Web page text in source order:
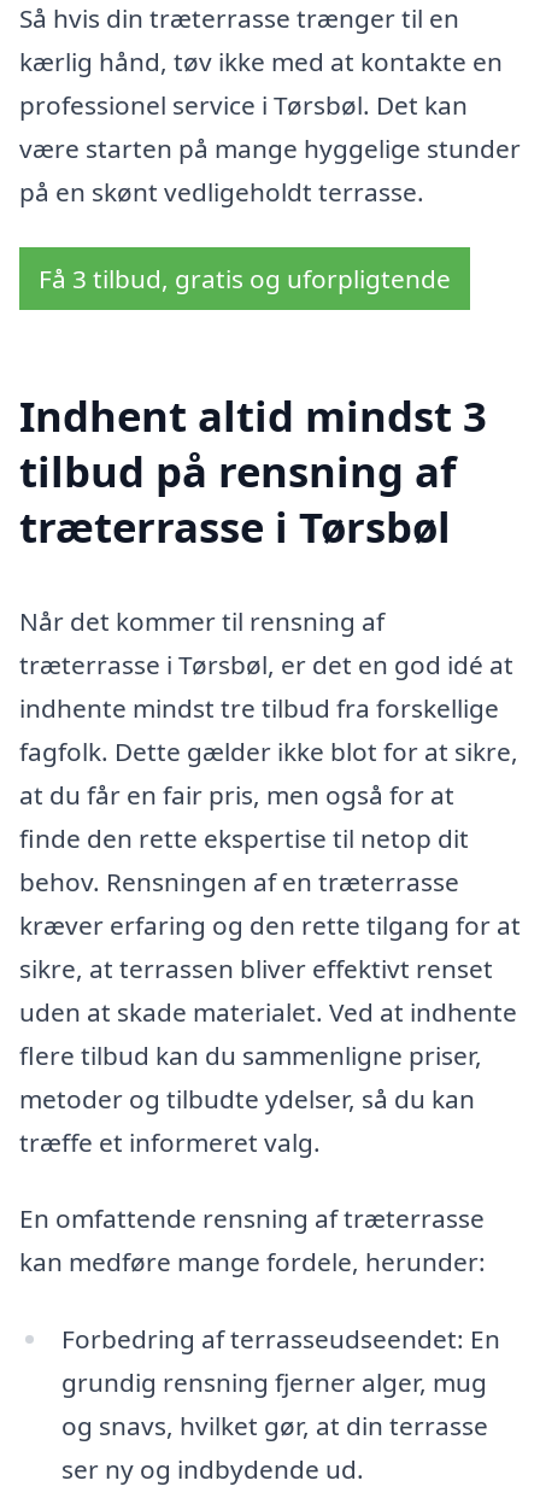
Så hvis din træterrasse trænger til en
kærlig hånd, tøv ikke med at kontakte en
professionel service i Tørsbøl. Det kan
være starten på mange hyggelige stunder
på en skønt vedligeholdt terrasse.
Få 3 tilbud, gratis og uforpligtende
Indhent altid mindst 3
tilbud på rensning af
træterrasse i Tørsbøl
Når det kommer til rensning af
træterrasse i Tørsbøl, er det en god idé at
indhente mindst tre tilbud fra forskellige
fagfolk. Dette gælder ikke blot for at sikre,
at du får en fair pris, men også for at
finde den rette ekspertise til netop dit
behov. Rensningen af en træterrasse
kræver erfaring og den rette tilgang for at
sikre, at terrassen bliver effektivt renset
uden at skade materialet. Ved at indhente
flere tilbud kan du sammenligne priser,
metoder og tilbudte ydelser, så du kan
træffe et informeret valg.
En omfattende rensning af træterrasse
kan medføre mange fordele, herunder:
Forbedring af terrasseudseendet: En
grundig rensning fjerner alger, mug
og snavs, hvilket gør, at din terrasse
ser ny og indbydende ud.